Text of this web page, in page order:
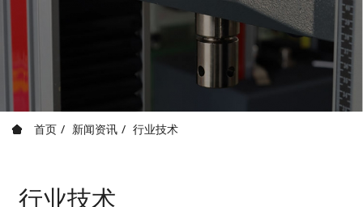
首页 新闻资讯 行业技术
行业技术